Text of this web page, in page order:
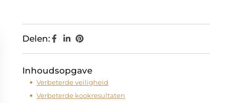
Delen:
Inhoudsopgave
Verbeterde veiligheid
Verbeterde kookresultaten